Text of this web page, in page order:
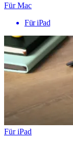
Für Mac
Für iPad
Für iPad